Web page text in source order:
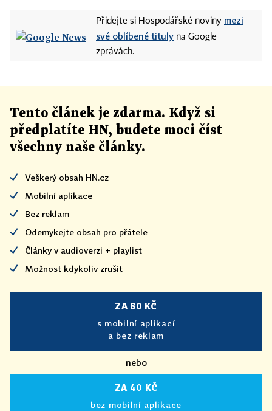
Přidejte si Hospodářské noviny mezi
své oblíbené tituly na Google
zprávách.
Tento článek je zdarma. Když si
předplatíte HN, budete moci číst
všechny naše články.
Veškerý obsah HN.cz
Mobilní aplikace
Bez reklam
Odemykejte obsah pro přátele
Články v audioverzi + playlist
Možnost kdykoliv zrušit
ZA 80 KČ
s mobilní aplikací
a bez reklam
nebo
ZA 40 KČ
bez mobilní aplikace